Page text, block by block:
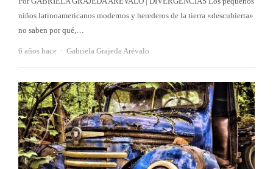
niños latinoamericanos modernos y herederos de la tierra «descubierta»
no saben por qué,…
6 años hace Autor
Gabriela Grajeda Arévalo